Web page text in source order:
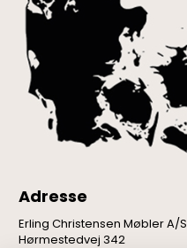
Adresse
Erling Christensen Møbler A/S
Hørmestedvej 342